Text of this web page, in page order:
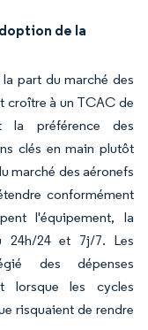
de la
part du marché des
croître à un TCAC de
la préférence des
clés en main plutôt
marché des aéronefs
conformément
l'équipement, la
24h/24 et 7j/7. Les
des dépenses
lorsque les cycles
risquaient de rendre